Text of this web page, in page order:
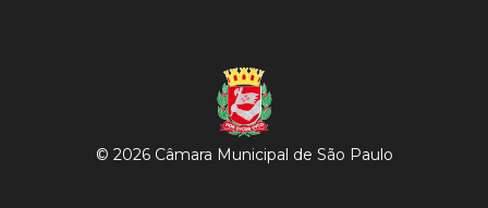
© 2026 Câmara Municipal de São Paulo